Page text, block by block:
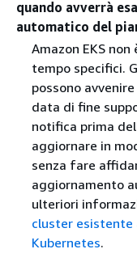
quando avverrà
automatico del
Amazon EKS
tempo specifici.
possono
data di fine
notifica prima
aggiornare in
senza fare
aggiornamento
ulteriori
cluster esistente
Kubernetes.